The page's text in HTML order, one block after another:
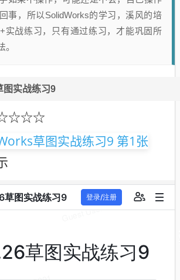
事，所以SolidWorks的学习，溪风的培
实战练习，只有通过练习，才能巩固所
实战练习9
☆